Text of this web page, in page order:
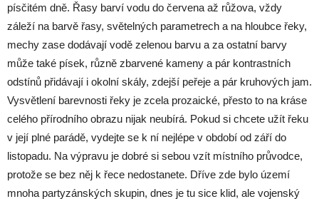
písčitém dně. Řasy barví vodu do červena až růžova, vždy
záleží na barvě řasy, světelných parametrech a na hloubce řeky,
mechy zase dodávají vodě zelenou barvu a za ostatní barvy
může také písek, různě zbarvené kameny a pár kontrastních
odstínů přidávají i okolní skály, zdejší peřeje a pár kruhových jam.
Vysvětlení barevnosti řeky je zcela prozaické, přesto to na kráse
celého přírodního obrazu nijak neubírá. Pokud si chcete užít řeku
v její plné parádě, vydejte se k ní nejlépe v období od září do
listopadu. Na výpravu je dobré si sebou vzít místního průvodce,
protože se bez něj k řece nedostanete. Dříve zde bylo území
mnoha partyzánských skupin, dnes je tu sice klid, ale vojenský